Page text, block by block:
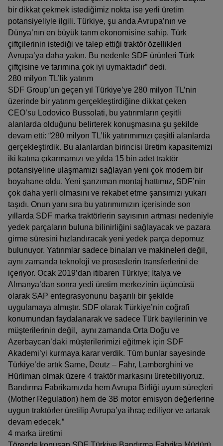
bir dikkat çekmek istediğimiz nokta ise yerli üretim
potansiyeliyle ilgili. Türkiye, şu anda Avrupa’nın ve
Dünya’nın en büyük tarım ekonomisine sahip. Türk
çiftçilerinin istediği ve talep ettiği traktör özellikleri
Avrupa’ya daha yakın. Bu nedenle SDF ürünleri Türk
çiftçisine ve tarımına çok iyi uymaktadır” dedi.
280 milyon TL’lik yatırım
SDF Group’un geçen yıl Türkiye’ye 280 milyon TL’nin
üzerinde bir yatırım gerçekleştirdiğine dikkat çeken
CEO’su Lodovico Bussolati, bu yatırımların çeşitli
alanlarda olduğunu belirterek konuşmasına şu şekilde
devam etti: “280 milyon TL’lik yatırımımızı çeşitli alanlarda
gerçekleştirdik. Bu alanlardan birincisi üretim kapasitemizi
iki katına çıkarmamızı ve yılda 15 bin adet traktör
potansiyeline ulaşmamızı sağlayan yeni çok modern bir
boyahane oldu. Yeni şanzıman montaj hattımız, SDF’nin
çok daha yerli olmasını ve rekabet etme şansımızı yukarı
taşıdı. Onun yanı sıra bu yatırımımızın içerisinde son
yıllarda SDF marka traktörlerin sayısının artması nedeniyle
yedek parçaların buluna bilinirliğini sağlayacak ve pazara
girme süresini hızlandıracak yeni yedek parça depomuz
bulunuyor. Yatırımlar sadece binaları ve makineleri değil,
aynı zamanda teknoloji ve proseslerin transferlerini de
içeriyor. Ocak 2019’dan itibaren Türkiye; İtalya ve
Almanya’dan sonra yedi üretim merkezinin üçüncüsü
olarak SAP entegrasyonunu başarılı bir şekilde
uygulamaya almıştır. SDF olarak Türkiye’nin coğrafi
konumundan faydalanarak ve sadece Türk bayilerinin ve
müşterilerinin değil, aynı zamanda Orta Doğu ve
Azerbaycan’daki müşterilerimizi eğitmek için SDF
Akademi’yi kurmaya karar verdik. Tüm bunlar sayesinde
Türkiye’de artık Same, Deutz – Fahr, Lamborghini ve
Hürliman olmak üzere 4 traktör markasını üretebiliyoruz.
Bandırma Fabrikamızda hem Avrupa Birliği uyum süreçleri
(Mother Regulation) hem de 3B motor emisyon değerlerine
uygun traktörler üretilip Avrupa’ya ihraç ediliyor ve artarak
devam edecek.”
4 marka üretimi